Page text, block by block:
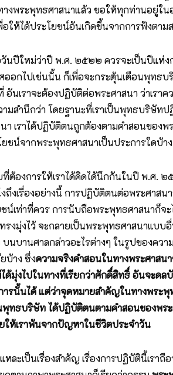
งพระพุทธศาสนาแล้ว ขอให้ทุกท่านอยู่ใน
ให้ได้ประโยชน์อันเกิดขึ้นจากการฟังตาม
นปีใหม่ว่าปี พ.ศ. ๒๕๒๒ ควรจะเป็นปีแห่ง
ออกไปเช่นนั้น ก็เพื่อจะกระตุ้นเตือนพุทธ
นเราจะต้องปฏิบัติต่อพระศาสนา ว่าเราค
ามสำนึกว่า โดยฐานะที่เราเป็นพุทธบริษั
เราได้ปฏิบัติตนถูกต้องตามคำสอนของพ
ยชน์จากพระพุทธศาสนาเป็นประการใดบ้าง
ต้องการให้เราได้คิดได้นึกกันในปี พ.ศ. ๒
งถึงเรื่องอย่างนี้ การปฏิบัติตนต่อพระศาสน
น์เท่าที่ควร การนับถือพระพุทธศาสนาก็จะ
รงมุ่งไว้ จะกลายเป็นพระพุทธศาสนาแบ
นบานศาลกล่าวอะไรต่างๆ ในรูปของควา
บ้าง ซึ่งความจริงคำสอนในทางพระศาสนา
ด้มุ่งไปในทางที่เรียกว่าศักดิ์สิทธิ์ อันจะดล
ารนั้นได้ แต่ว่าจุดหมายสำคัญในทางพระ
พุทธบริษัท ได้ปฏิบัติตนตามคำสอนของพร
ให้เราพ้นจากปัญหาในชีวิตประจำวัน
ะเป็นเรื่องสำคัญ เรื่องการปฏิบัตินี้เราถือ